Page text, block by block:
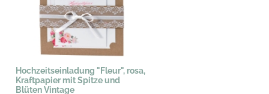
Hochzeitseinladung "Fleur", rosa,
Kraftpapier mit Spitze und
Blüten Vintage